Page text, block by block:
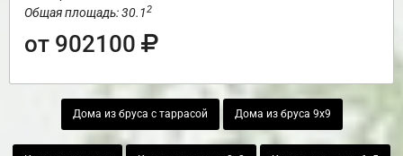
Общая площадь: 30.12
от 902100
Дома из бруса с таррасой Дома из бруса 9х9